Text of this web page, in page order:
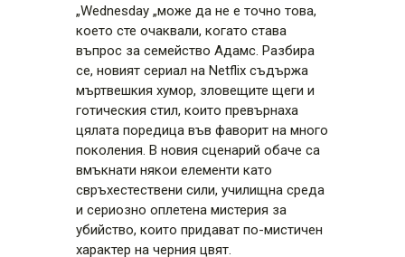
„Wednesday „може да не е точно това,
което сте очаквали, когато става
въпрос за семейство Адамс. Разбира
се, новият сериал на Netflix съдържа
мъртвешкия хумор, зловещите щеги и
готическия стил, които превърнаха
цялата поредица във фаворит на много
поколения. В новия сценарий обаче са
вмъкнати някои елементи като
свръхестествени сили, училищна среда
и сериозно оплетена мистерия за
убийство, които придават по-мистичен
характер на черния цвят.